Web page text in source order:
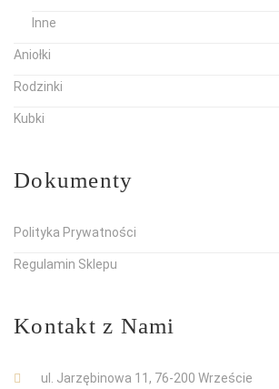
Inne
Aniołki
Rodzinki
Kubki
Dokumenty
Polityka Prywatności
Regulamin Sklepu
Kontakt z Nami
ul. Jarzębinowa 11, 76-200 Wrzeście